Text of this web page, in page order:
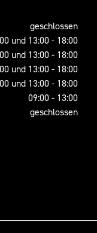
geschlossen
und 13:00 - 18:00
und 13:00 - 18:00
und 13:00 - 18:00
und 13:00 - 18:00
09:00 - 13:00
geschlossen